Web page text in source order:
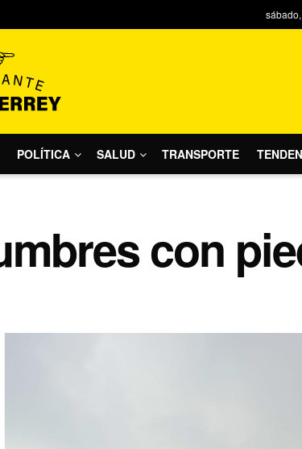
POLÍTICA SALUD TRANSPORTE
con